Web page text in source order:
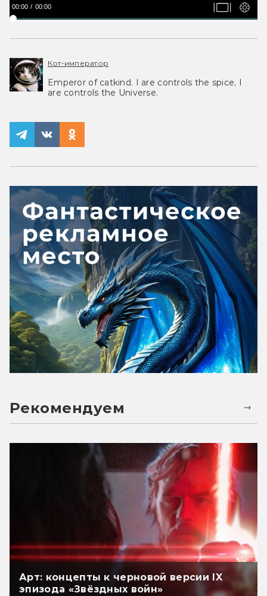
00:00 00:00
Кот-император
Emperor of catkind. I are controls the spice, I
are controls the Universe.
Рекомендуем
Арт: концепты к черновой версии IX
эпизода «Звёздных войн»